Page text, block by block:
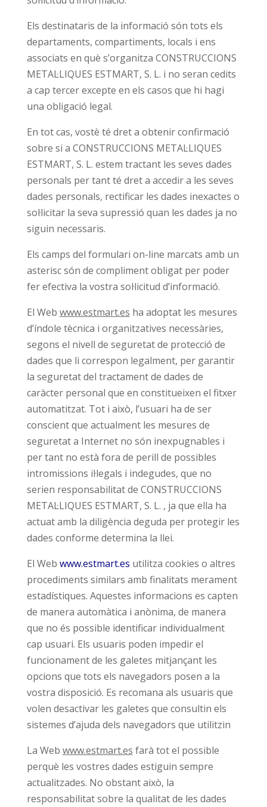
Els destinataris de la informació són tots els
departaments, compartiments, locals i ens
associats en què s’organitza CONSTRUCCIONS
METAL·LIQUES ESTMART, S. L. i no seran cedits
a cap tercer excepte en els casos que hi hagi
una obligació legal.
En tot cas, vostè té dret a obtenir confirmació
sobre si a CONSTRUCCIONS METAL·LIQUES
ESTMART, S. L. estem tractant les seves dades
personals per tant té dret a accedir a les seves
dades personals, rectificar les dades inexactes o
sol·licitar la seva supressió quan les dades ja no
siguin necessaris.
Els camps del formulari on-line marcats amb un
asterisc són de compliment obligat per poder
fer efectiva la vostra sol·licitud d’informació.
El Web www.estmart.es ha adoptat les mesures
d’índole tècnica i organitzatives necessàries,
segons el nivell de seguretat de protecció de
dades que li correspon legalment, per garantir
la seguretat del tractament de dades de
caràcter personal que en constitueixen el fitxer
automatitzat. Tot i això, l’usuari ha de ser
conscient que actualment les mesures de
seguretat a Internet no són inexpugnables i
per tant no està fora de perill de possibles
intromissions il·legals i indegudes, que no
serien responsabilitat de CONSTRUCCIONS
METAL·LIQUES ESTMART, S. L. , ja que ella ha
actuat amb la diligència deguda per protegir les
dades conforme determina la llei.
El Web www.estmart.es utilitza cookies o altres
procediments similars amb finalitats merament
estadístiques. Aquestes informacions es capten
de manera automàtica i anònima, de manera
que no és possible identificar individualment
cap usuari. Els usuaris poden impedir el
funcionament de les galetes mitjançant les
opcions que tots els navegadors posen a la
vostra disposició. Es recomana als usuaris que
volen desactivar les galetes que consultin els
sistemes d’ajuda dels navegadors que utilitzin
La Web www.estmart.es farà tot el possible
perquè les vostres dades estiguin sempre
actualitzades. No obstant això, la
responsabilitat sobre la qualitat de les dades